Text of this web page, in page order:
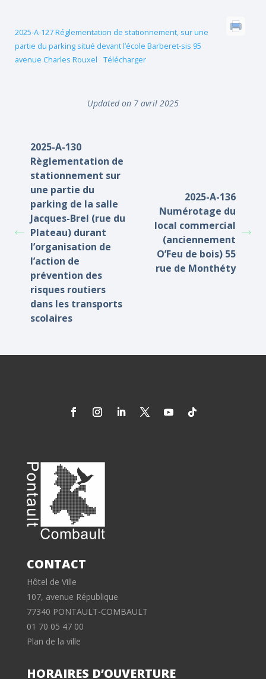
2025-A-127 Réglementation de stationnement, sur une
partie du parking situé devant l’école Barberet-sis 95
avenue Charles Rouxel
Télécharger
Updated on 7 avril 2025
2025-A-130
Règlementation de
stationnement sur
une partie du
parking de la salle
Jacques-Brel (rue du
Plateau) durant
l’organisation de
l’action de
prévention des
risques routiers
dans les transports
scolaires
2025-A-136
Numérotage du
local commercial
(anciennement
O’Feu de bois) 55
rue de Monthéty
CONTACT
Hôtel de Ville
107, avenue République
77340 PONTAULT-COMBAULT
01 70 05 47 00
Plan de la ville
HORAIRES D’OUVERTURE